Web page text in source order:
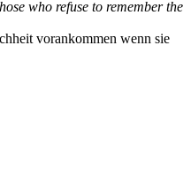
who refuse to remember the
vorankommen wenn sie